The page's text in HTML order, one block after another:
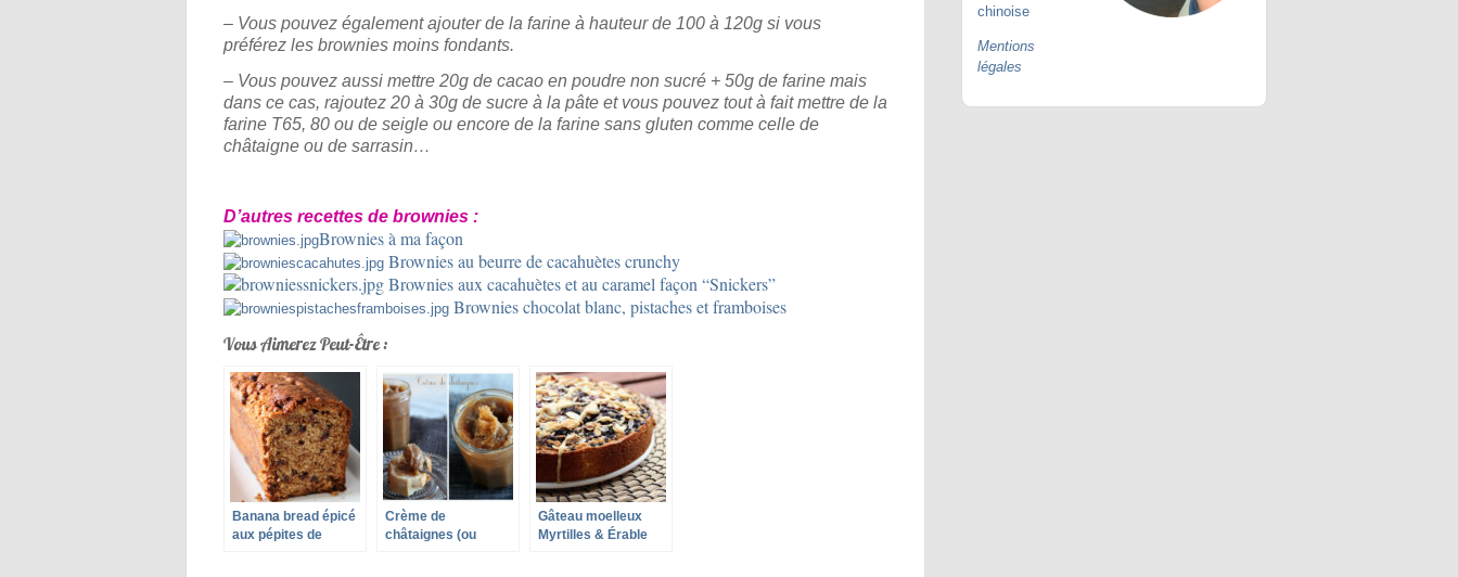
– Vous pouvez également ajouter de la farine à hauteur de 100 à 120g si vous
préférez les brownies moins fondants.
– Vous pouvez aussi mettre 20g de cacao en poudre non sucré + 50g de farine mais
dans ce cas, rajoutez 20 à 30g de sucre à la pâte et vous pouvez tout à fait mettre de la
farine T65, 80 ou de seigle ou encore de la farine sans gluten comme celle de
châtaigne ou de sarrasin…
D’autres recettes de brownies :
Brownies à ma façon
Brownies au beurre de cacahuètes crunchy
Brownies aux cacahuètes et au caramel façon “Snickers”
Brownies chocolat blanc, pistaches et framboises
Vous Aimerez Peut-Être :
Banana bread épicé
aux pépites de
Crème de
châtaignes (ou
Gâteau moelleux
Myrtilles & Érable
chinoise
Mentions
légales